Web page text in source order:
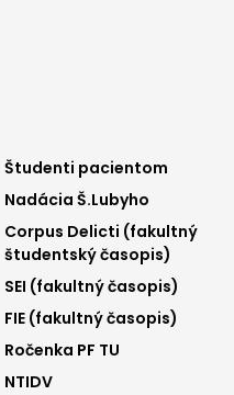
Footer
menu
2
Študenti pacientom
Nadácia Š.Lubyho
Corpus Delicti (fakultný
študentský časopis)
SEI (fakultný časopis)
FIE (fakultný časopis)
Ročenka PF TU
NTIDV